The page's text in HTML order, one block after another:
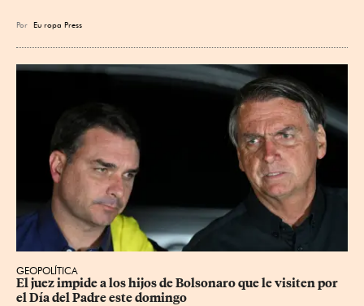
Por Eu ropa Press
GEOPOLÍTICA
El juez impide a los hijos de Bolsonaro que le visiten por
el Día del Padre este domingo